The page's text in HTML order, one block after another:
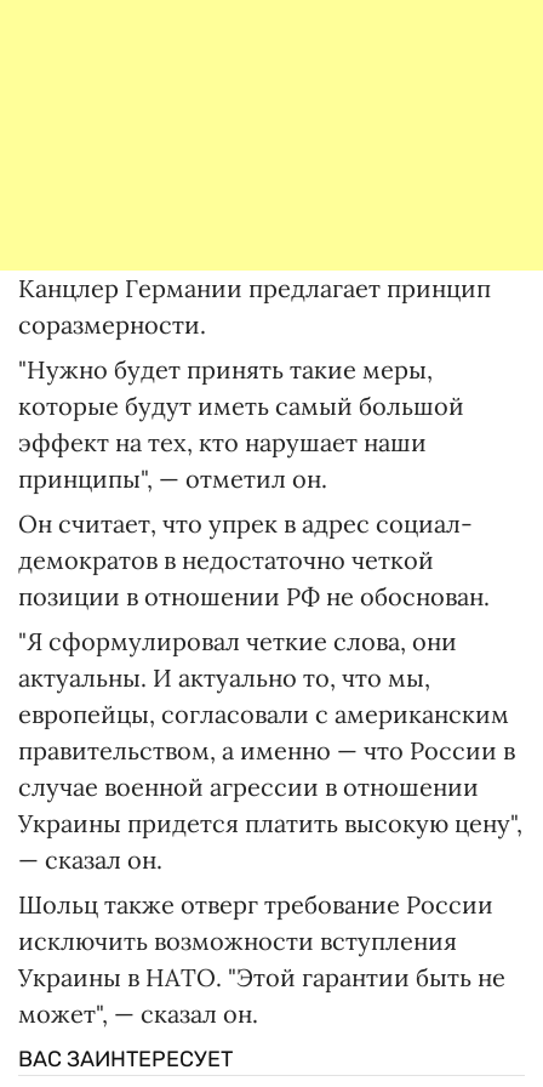
Канцлер Германии предлагает принцип
соразмерности.
"Нужно будет принять такие меры,
которые будут иметь самый большой
эффект на тех, кто нарушает наши
принципы", — отметил он.
Он считает, что упрек в адрес социал-
демократов в недостаточно четкой
позиции в отношении РФ не обоснован.
"Я сформулировал четкие слова, они
актуальны. И актуально то, что мы,
европейцы, согласовали с американским
правительством, а именно — что России в
случае военной агрессии в отношении
Украины придется платить высокую цену",
— сказал он.
Шольц также отверг требование России
исключить возможности вступления
Украины в НАТО. "Этой гарантии быть не
может", — сказал он.
ВАС ЗАИНТЕРЕСУЕТ